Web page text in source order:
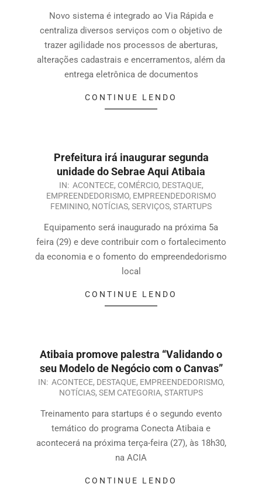
Novo sistema é integrado ao Via Rápida e
centraliza diversos serviços com o objetivo de
trazer agilidade nos processos de aberturas,
alterações cadastrais e encerramentos, além da
entrega eletrônica de documentos
CONTINUE LENDO
Prefeitura irá inaugurar segunda
unidade do Sebrae Aqui Atibaia
IN: ACONTECE, COMÉRCIO, DESTAQUE,
EMPREENDEDORISMO, EMPREENDEDORISMO
FEMININO, NOTÍCIAS, SERVIÇOS, STARTUPS
Equipamento será inaugurado na próxima 5a
feira (29) e deve contribuir com o fortalecimento
da economia e o fomento do empreendedorismo
local
CONTINUE LENDO
Atibaia promove palestra “Validando o
seu Modelo de Negócio com o Canvas”
IN: ACONTECE, DESTAQUE, EMPREENDEDORISMO,
NOTÍCIAS, SEM CATEGORIA, STARTUPS
Treinamento para startups é o segundo evento
temático do programa Conecta Atibaia e
acontecerá na próxima terça-feira (27), às 18h30,
na ACIA
CONTINUE LENDO